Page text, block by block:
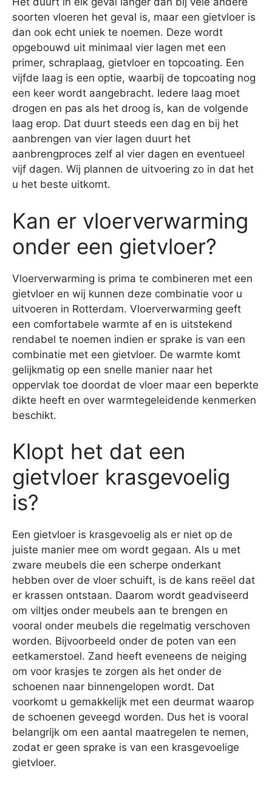
soorten vloeren het geval is, maar een gietvloer is
dan ook echt uniek te noemen. Deze wordt
opgebouwd uit minimaal vier lagen met een
primer, schraplaag, gietvloer en topcoating. Een
vijfde laag is een optie, waarbij de topcoating nog
een keer wordt aangebracht. Iedere laag moet
drogen en pas als het droog is, kan de volgende
laag erop. Dat duurt steeds een dag en bij het
aanbrengen van vier lagen duurt het
aanbrengproces zelf al vier dagen en eventueel
vijf dagen. Wij plannen de uitvoering zo in dat het
u het beste uitkomt.
Kan er vloerverwarming
onder een gietvloer?
Vloerverwarming is prima te combineren met een
gietvloer en wij kunnen deze combinatie voor u
uitvoeren in Rotterdam. Vloerverwarming geeft
een comfortabele warmte af en is uitstekend
rendabel te noemen indien er sprake is van een
combinatie met een gietvloer. De warmte komt
gelijkmatig op een snelle manier naar het
oppervlak toe doordat de vloer maar een beperkte
dikte heeft en over warmtegeleidende kenmerken
beschikt.
Klopt het dat een
gietvloer krasgevoelig
is?
Een gietvloer is krasgevoelig als er niet op de
juiste manier mee om wordt gegaan. Als u met
zware meubels die een scherpe onderkant
hebben over de vloer schuift, is de kans reëel dat
er krassen ontstaan. Daarom wordt geadviseerd
om viltjes onder meubels aan te brengen en
vooral onder meubels die regelmatig verschoven
worden. Bijvoorbeeld onder de poten van een
eetkamerstoel. Zand heeft eveneens de neiging
om voor krasjes te zorgen als het onder de
schoenen naar binnengelopen wordt. Dat
voorkomt u gemakkelijk met een deurmat waarop
de schoenen geveegd worden. Dus het is vooral
belangrijk om een aantal maatregelen te nemen,
zodat er geen sprake is van een krasgevoelige
gietvloer.